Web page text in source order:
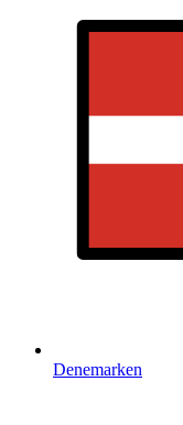
Denemarken